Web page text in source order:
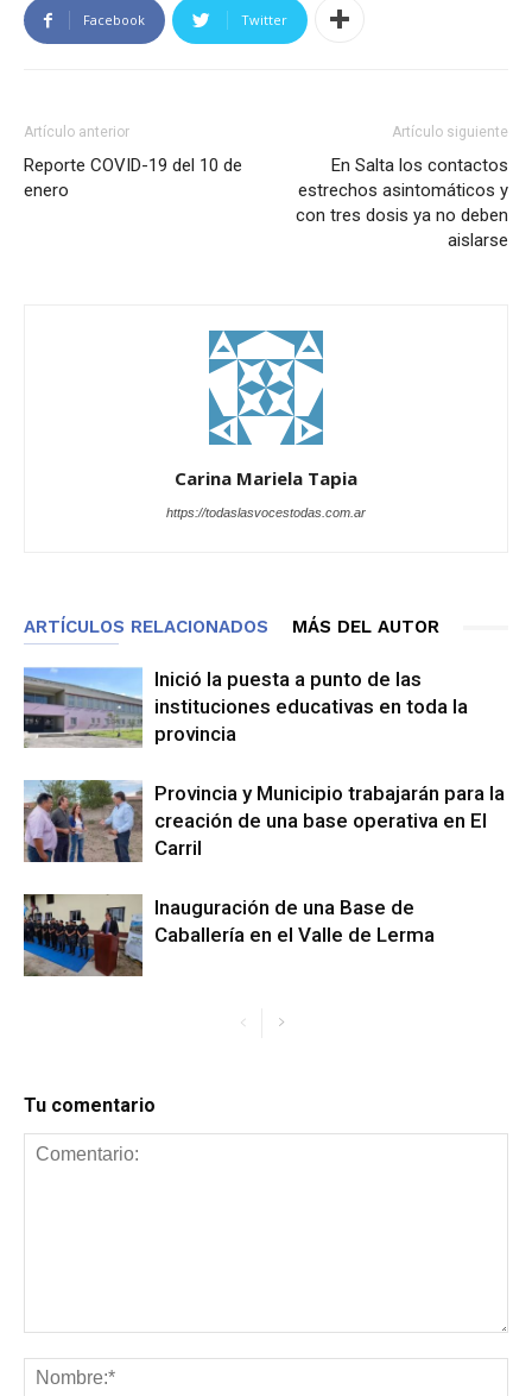
Facebook Twitter
Artículo anterior
Reporte COVID-19 del 10 de
enero
Artículo siguiente
En Salta los contactos
estrechos asintomáticos y
con tres dosis ya no deben
aislarse
Carina Mariela Tapia
https://todaslasvocestodas.com.ar
ARTÍCULOS RELACIONADOS MÁS DEL AUTOR
Inició la puesta a punto de las
instituciones educativas en toda la
provincia
Provincia y Municipio trabajarán para la
creación de una base operativa en El
Carril
Inauguración de una Base de
Caballería en el Valle de Lerma
Tu comentario